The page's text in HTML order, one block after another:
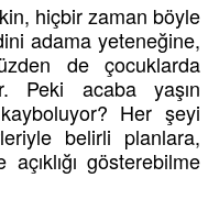
hiçbir zaman böyle
adama yeteneğine,
de çocuklarda
Peki acaba yaşın
Her şeyi
belirli planlara,
gösterebilme